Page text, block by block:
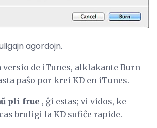
agordojn.
versio de iTunes, alklakante Burn
paŝo por krei KD en iTunes.
pli frue , ĝi estas; vi vidos, ke
bruligi la KD sufiĉe rapide.